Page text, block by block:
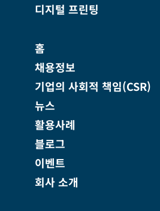
디지털 프린팅
홈
채용정보
기업의 사회적 책임(CSR)
뉴스
활용사례
블로그
이벤트
회사 소개